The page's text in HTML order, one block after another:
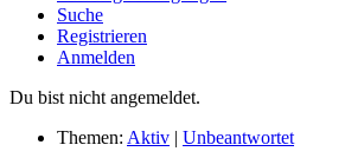
Suche
Registrieren
Anmelden
Du bist nicht angemeldet.
Themen: Aktiv | Unbeantwortet